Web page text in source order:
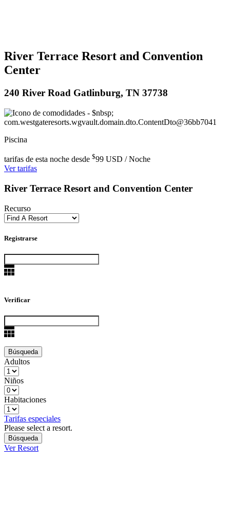
River Terrace Resort and Convention
Center
240 River Road Gatlinburg, TN 37738
Piscina
tarifas de esta noche desde $99 USD / Noche
Ver tarifas
River Terrace Resort and Convention Center
Recurso
Registrarse
Verificar
Adultos
Niños
Habitaciones
Tarifas especiales
Please select a resort.
Ver Resort